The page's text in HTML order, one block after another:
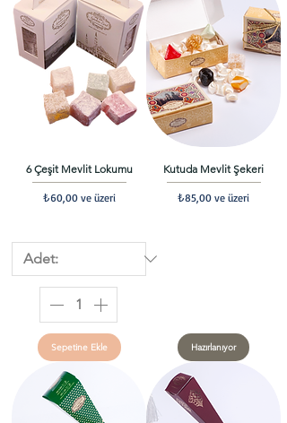
6 Çeşit Mevlit Lokumu
₺60,00ve üzeri
İndirimli Fiyat
Sepetine Ekle
Kutuda Mevlit Şekeri
₺85,00 ve üzeri
İndirimli Fiyat
Hazırlanıyor